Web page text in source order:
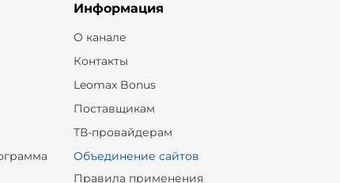
Информация
О канале
Контакты
Leomax Bonus
Поставщикам
ТВ-провайдерам
Объединение сайтов
Правила применения